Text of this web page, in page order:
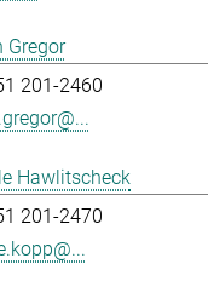
Gregor
201-2460
Hawlitscheck
201-2470